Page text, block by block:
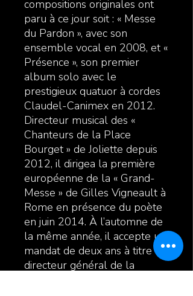
compositions originales ont
paru à ce jour soit : « Messe
du Pardon », avec son
ensemble vocal en 2008, et «
Présence », son premier
album solo avec le
prestigieux quatuor à cordes
Claudel-Canimex en 2012.
Directeur musical des «
Chanteurs de la Place
Bourget » de Joliette depuis
2012, il dirigea la première
européenne de la « Grand-
Messe » de Gilles Vigneault à
Rome en présence du poète
en juin 2014. À l’automne de
la même année, il accepte un
mandat de deux ans à titre de
directeur général de la